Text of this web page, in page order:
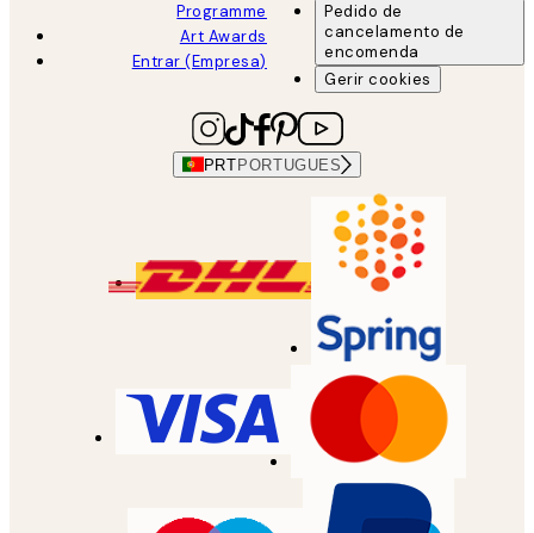
Programme
Art Awards
Entrar (Empresa)
Pedido de
cancelamento de
encomenda
Gerir cookies
PRT PORTUGUES